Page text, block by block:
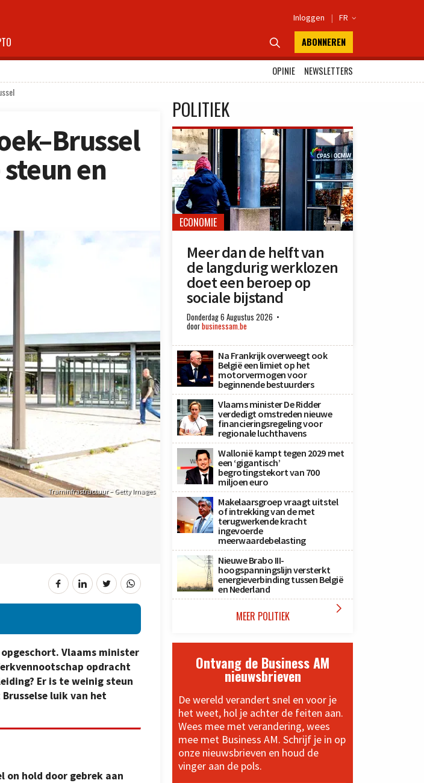
Inloggen | FR 
 ABONNEREN
OPINIE
NEWSLETTERS
en
Traminfrastructuur – Getty Images
Vlaams minister
opdracht
Er is te weinig steun
luik van het
on hold door gebrek aan
POLITIEK
ECONOMIE
Meer dan de helft van
de langdurig werklozen
doet een beroep op
sociale bijstand
Donderdag 6 Augustus 2026
doorbusinessam.be
Na Frankrijk overweegt ook
België een limiet op het
motorvermogen voor
beginnende bestuurders
Vlaams minister De Ridder
verdedigt omstreden nieuwe
financieringsregeling voor
regionale luchthavens
Wallonië kampt tegen 2029 met
een ‘gigantisch’
begrotingstekort van 700
miljoen euro
Makelaarsgroep vraagt uitstel
of intrekking van de met
terugwerkende kracht
ingevoerde
meerwaardebelasting
Nieuwe Brabo III-
hoogspanningslijn versterkt
energieverbinding tussen België
en Nederland
MEER POLITIEK 
Ontvang de Business AM
nieuwsbrieven
De wereld verandert snel en voor je
het weet, hol je achter de feiten aan.
Wees mee met verandering, wees
mee met Business AM. Schrijf je in op
onze nieuwsbrieven en houd de
vinger aan de pols.